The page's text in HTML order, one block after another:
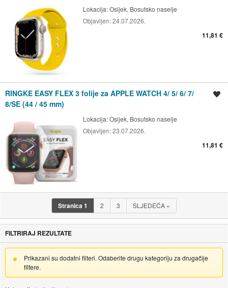
Lokacija:Osijek, Bosutsko naselje
Objavljen:24.07.2026.
11,81 €
RINGKE EASY FLEX 3 folije za APPLE WATCH 4/ 5/ 6/ 7/
8/SE (44 / 45 mm)
Lokacija:Osijek, Bosutsko naselje
Objavljen:23.07.2026.
11,81 €
Stranica1 2 3 SLJEDEĆA »
FILTRIRAJ REZULTATE
Prikazani su dodatni filteri. Odaberite drugu kategoriju za drugačije
filtere.